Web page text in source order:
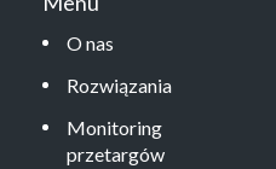
O nas
Rozwiązania
Monitoring
przetargów